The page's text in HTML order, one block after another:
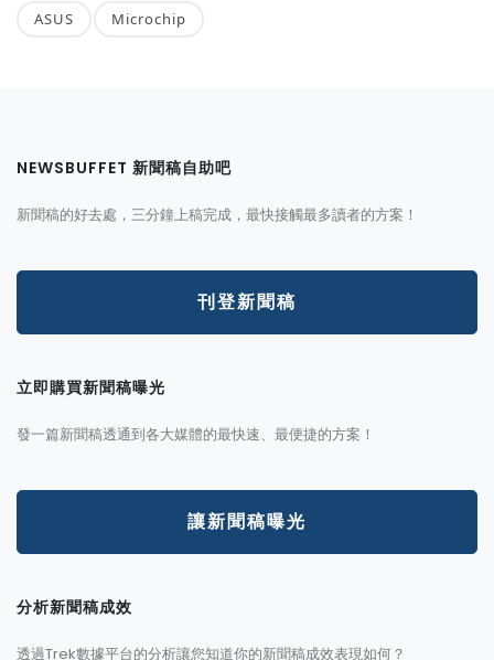
ASUS Microchip
NEWSBUFFET 新聞稿自助吧
新聞稿的好去處，三分鐘上稿完成，最快接觸最多讀者的方案！
刊登新聞稿
立即購買新聞稿曝光
發一篇新聞稿透通到各大媒體的最快速、最便捷的方案！
讓新聞稿曝光
分析新聞稿成效
透過Trek數據平台的分析讓您知道你的新聞稿成效表現如何？